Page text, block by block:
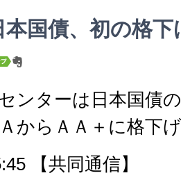
本国債、初の格下
ンターは日本国債
からＡＡ＋に格下
【共同通信】